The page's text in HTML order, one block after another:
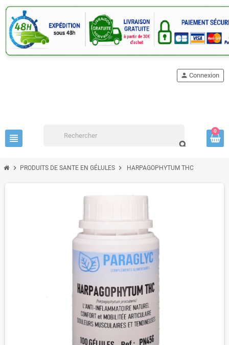
view_headline
search
person Connexion
0
chevron_right PRODUITS DE SANTE EN GÉLULES chevron_right HARPAGOPHYTUM THC